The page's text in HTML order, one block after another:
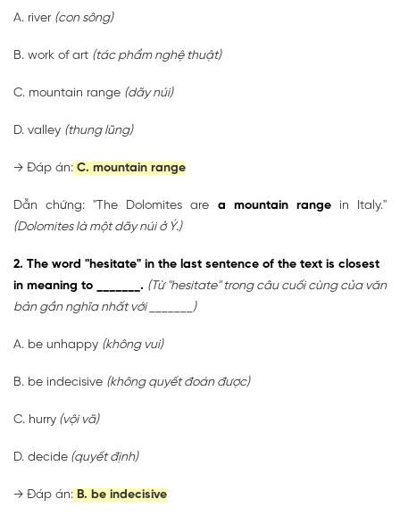
A. river (con sông)
B. work of art (tác phẩm nghệ thuật)
C. mountain range (dãy núi)
D. valley (thung lũng)
→ Đáp án: C. mountain range
Dẫn chứng: "The Dolomites are a mountain rangein Italy."
(Dolomites là một dãy núi ở Ý.)
2. The word "hesitate" in the last sentence of the text is closest
in meaning to _______. (Từ "hesitate" trong câu cuối cùng của văn
bản gần nghĩa nhất với _______)
A. be unhappy (không vui)
B. be indecisive (không quyết đoán được)
C. hurry (vội vã)
D. decide (quyết định)
→ Đáp án: B. be indecisive